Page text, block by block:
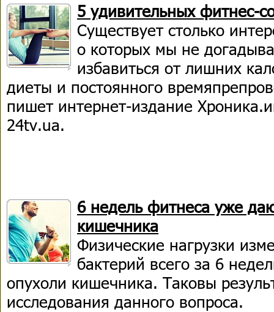
5 удивительных фитнес-
Существует столько
о которых мы не
избавиться от лишних
диеты и постоянного
пишет интернет-издание
24tv.ua.
6 недель фитнеса уже
кишечника
Физические нагрузки
бактерий всего за 6
опухоли кишечника. Таковы
исследования данного вопроса.